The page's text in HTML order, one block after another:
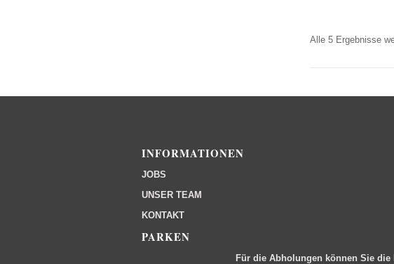
Alle 5 Ergebnisse
INFORMATIONEN
JOBS
UNSER TEAM
KONTAKT
PARKEN
Für die Abholungen können Sie